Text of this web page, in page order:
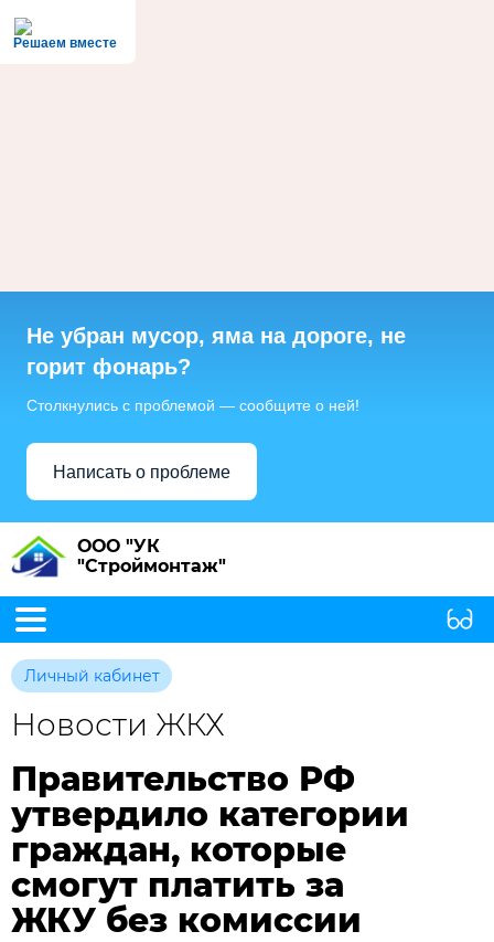
Решаем вместе
Не убран мусор, яма на дороге, не
горит фонарь?
Столкнулись с проблемой — сообщите о ней!
Написать о проблеме
ООО "УК
"Строймонтаж"
Личный кабинет
Новости ЖКХ
Правительство РФ
утвердило категории
граждан, которые
смогут платить за
ЖКУ без комиссии